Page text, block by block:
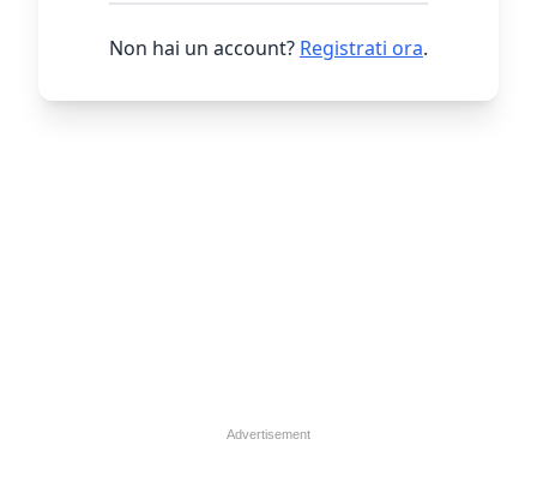
Non hai un account? Registrati ora.